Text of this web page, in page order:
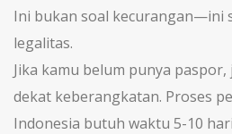
Ini bukan soal kecurangan—ini
legalitas.
Jika kamu belum punya
dekat keberangkatan. Proses
Indonesia butuh waktu 5-10